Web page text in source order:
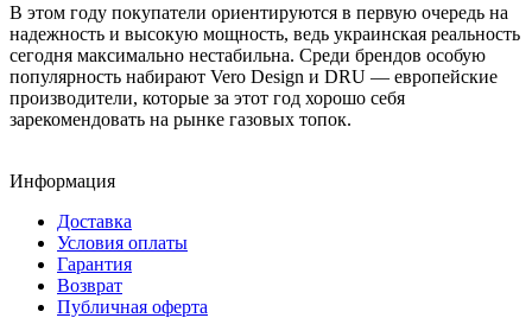
В этом году покупатели ориентируются в первую очередь на
надежность и высокую мощность, ведь украинская реальность
сегодня максимально нестабильна. Среди брендов особую
популярность набирают Vero Design и DRU — европейские
производители, которые за этот год хорошо себя
зарекомендовать на рынке газовых топок.
Информация
Доставка
Условия оплаты
Гарантия
Возврат
Публичная оферта